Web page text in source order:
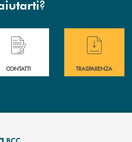
?
filiali di BCC Barlassina.
bisogno di assistenza immediata ?
CONTATTI
Hai bisogno di
TRASPARENZA